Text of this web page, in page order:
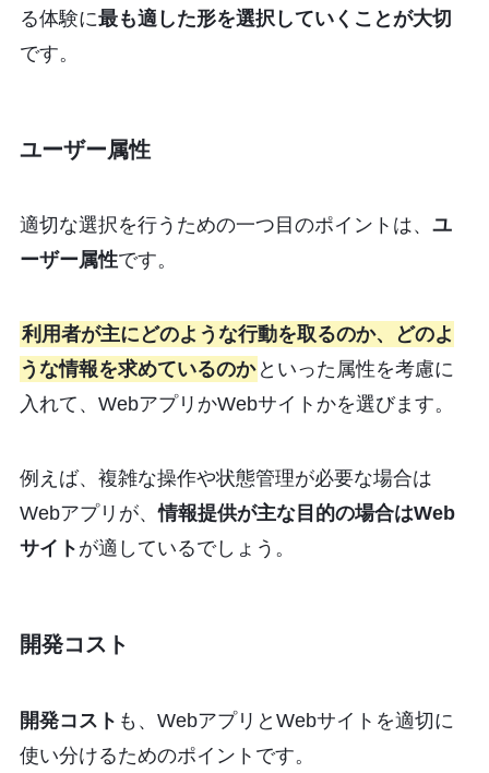
る体験に最も適した形を選択していくことが大切
です。
ユーザー属性
適切な選択を行うための一つ目のポイントは、 ユ
ーザー属性です。
利用者が主にどのような行動を取るのか、どのよ
うな情報を求めているのか といった属性を考慮に
入れて、WebアプリかWebサイトかを選びます。
例えば、複雑な操作や状態管理が必要な場合は
Webアプリが、情報提供が主な目的の場合はWeb
サイト が適しているでしょう。
開発コスト
開発コスト も、WebアプリとWebサイトを適切に
使い分けるためのポイントです。